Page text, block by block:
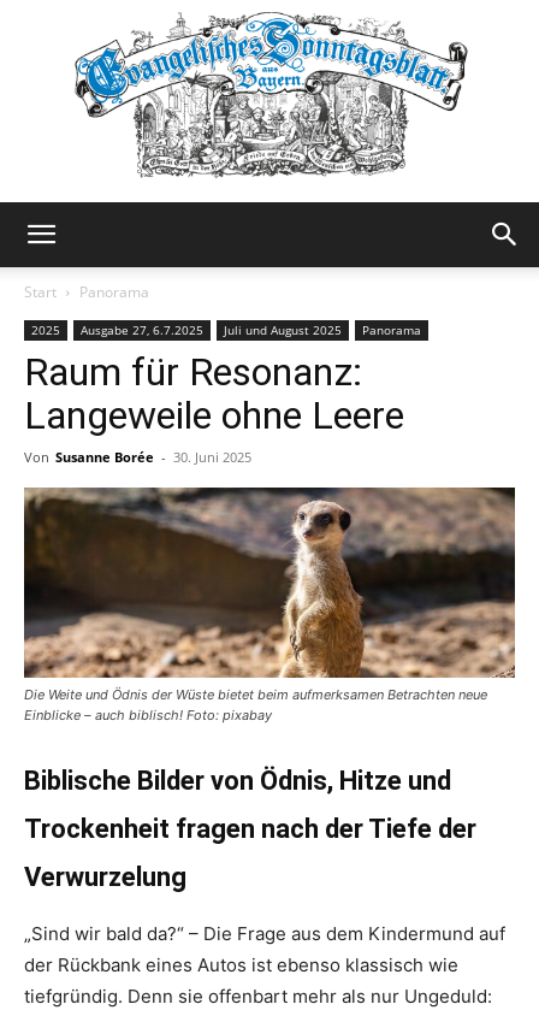
Sonntagsblatt
Start Panorama
2025 Ausgabe 27, 6.7.2025 Juli und August 2025 Panorama
Raum für Resonanz:
Langeweile ohne Leere
Von Susanne Borée - 30. Juni 2025
Die Weite und Ödnis der Wüste bietet beim aufmerksamen Betrachten neue
Einblicke – auch biblisch! Foto: pixabay
Biblische Bilder von Ödnis, Hitze und
Trockenheit fragen nach der Tiefe der
Verwurzelung
„Sind wir bald da?“ – Die Frage aus dem Kindermund auf
der Rückbank eines Autos ist ebenso klassisch wie
tiefgründig. Denn sie offenbart mehr als nur Ungeduld: